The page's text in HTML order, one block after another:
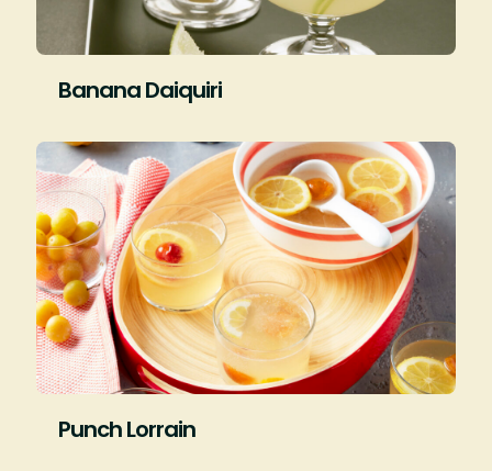
Banana Daiquiri
Punch Lorrain